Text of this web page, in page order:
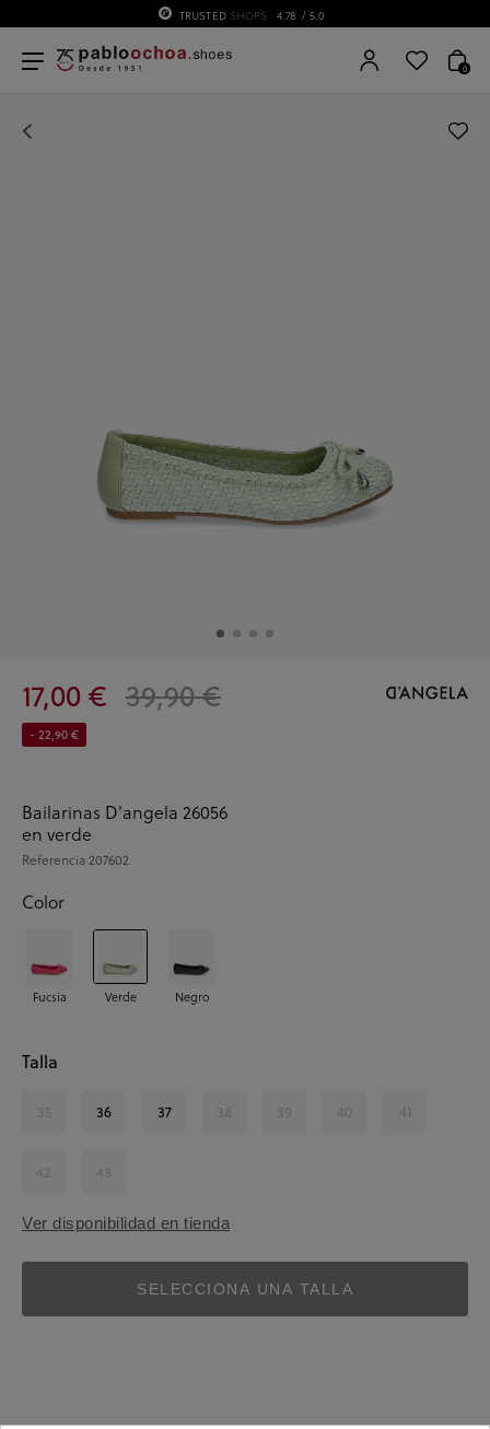
4.78 / 5.0
0
17,00 € 39,90 €
- 22,90 €
Bailarinas D'angela 26056
en verde
Referencia207602
Color
Fucsia Verde Negro
Talla
35 36 37 38 39 40 41
42 43
Ver disponibilidad en tienda
SELECCIONA UNA TALLA